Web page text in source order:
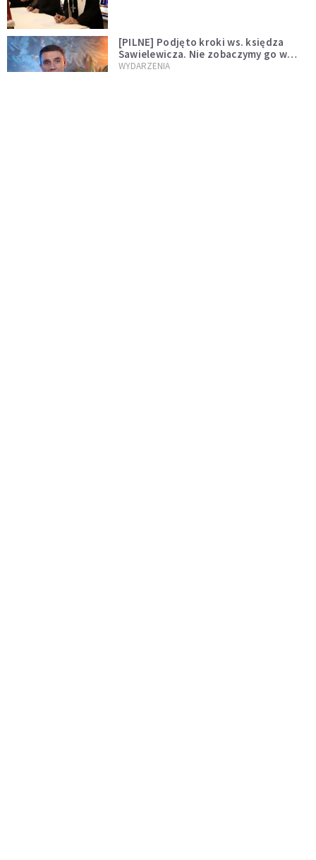
[PILNE] Podjęto kroki ws. księdza
Sawielewicza. Nie zobaczymy go w
mediach
WYDARZENIA